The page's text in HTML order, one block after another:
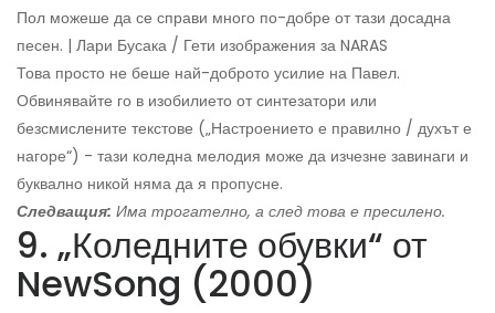
Пол можеше да се справи много по-добре от тази досадна
песен. | Лари Бусака / Гети изображения за NARAS
Това просто не беше най-доброто усилие на Павел.
Обвинявайте го в изобилието от синтезатори или
безсмислените текстове („Настроението е правилно / духът е
нагоре“) - тази коледна мелодия може да изчезне завинаги и
буквално никой няма да я пропусне.
Следващия: Има трогателно, а след това е пресилено.
9. „Коледните обувки“ от
NewSong (2000)